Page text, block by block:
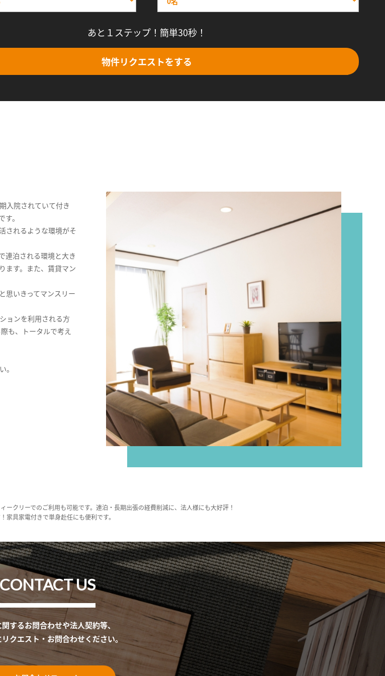
あと１ステップ！簡単30秒！
物件リクエストをする
入院されていて付き
。
されるような環境がそ
連泊される環境と大き
ます。また、賃貸マン
思いきってマンスリー
ョンを利用される方
も、トータルで考え
。
クリーでのご利用も可能です。連泊・長期出張の経費削減に、法人様にも大好評！
具家電付きで単身赴任にも便利です。
US
するお問合わせや法人契約等、
クエスト・お問合わせください。